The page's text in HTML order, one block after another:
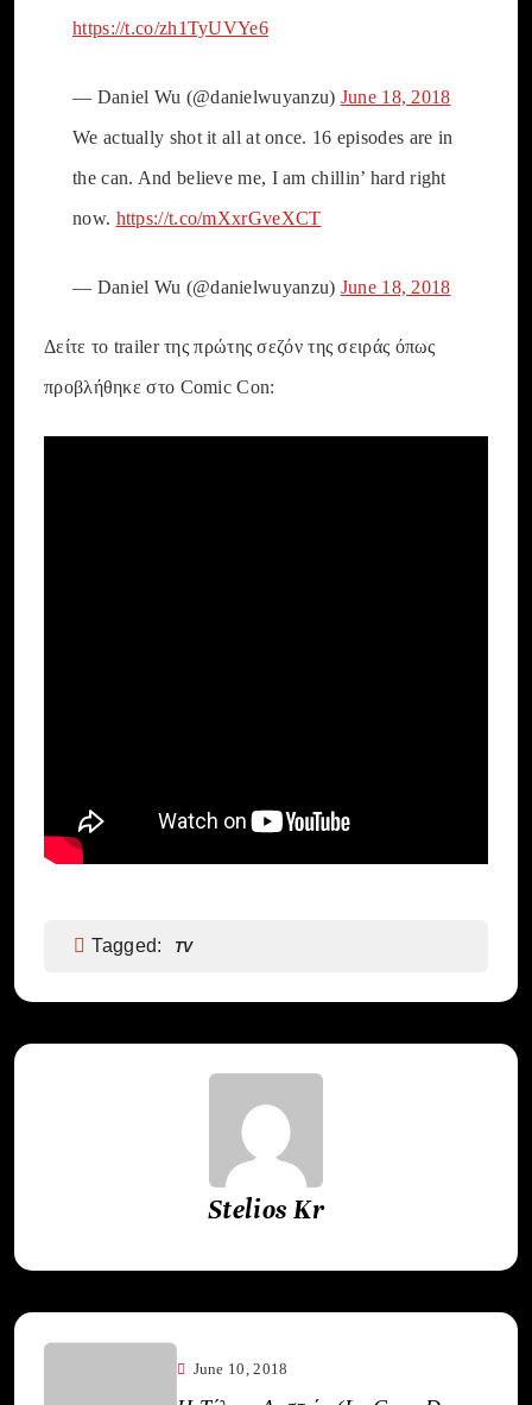
https://t.co/zh1TyUVYe6
— Daniel Wu (@danielwuyanzu) June 18, 2018
We actually shot it all at once. 16 episodes are in
the can. And believe me, I am chillin’ hard right
now. https://t.co/mXxrGveXCT
— Daniel Wu (@danielwuyanzu) June 18, 2018
Δείτε το trailer της πρώτης σεζόν της σειράς όπως
προβλήθηκε στο Comic Con:
Tagged: TV
Stelios Kr
June 10, 2018